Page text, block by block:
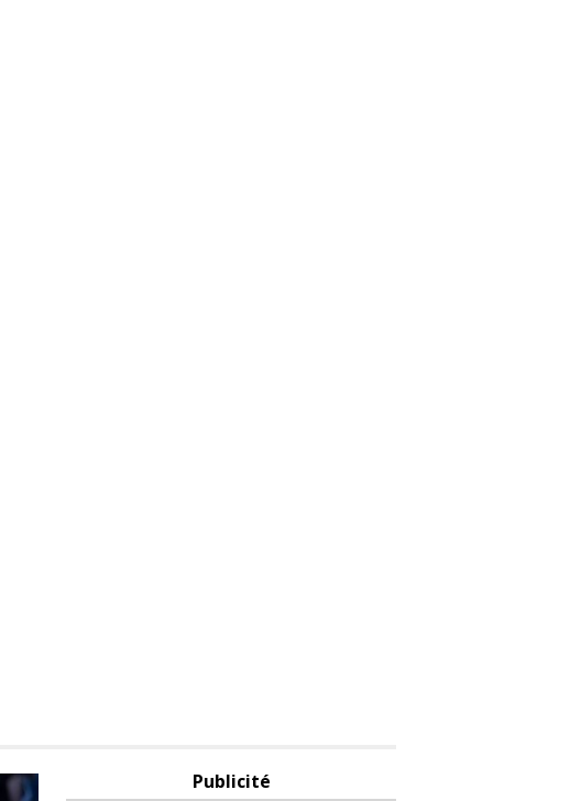
Publicité